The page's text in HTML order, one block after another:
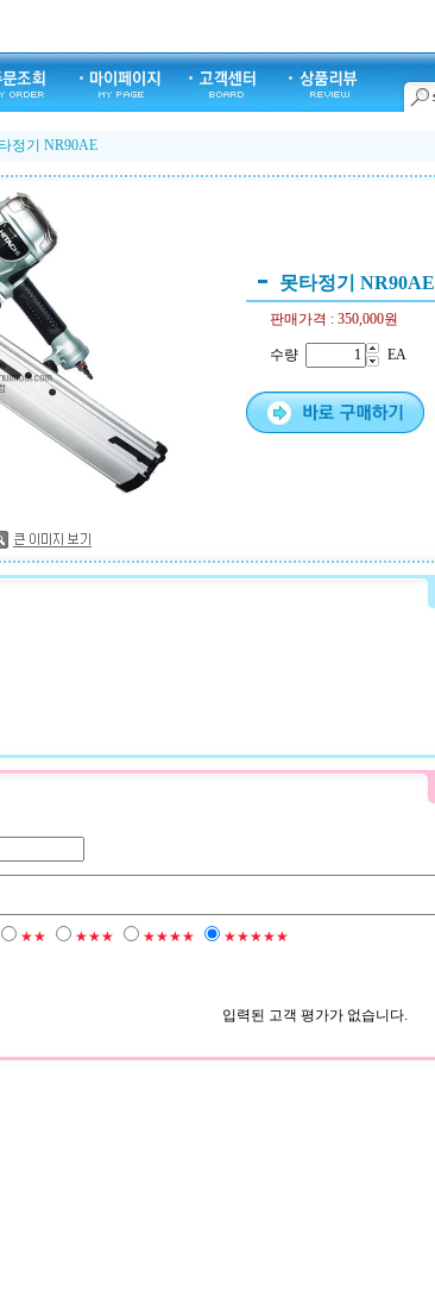
정기 NR90AE
못타정기 NR90AE
판매가격 : 350,000원
수량 EA
★★ ★★★ ★★★★ ★★★★★
입력된 고객 평가가 없습니다.